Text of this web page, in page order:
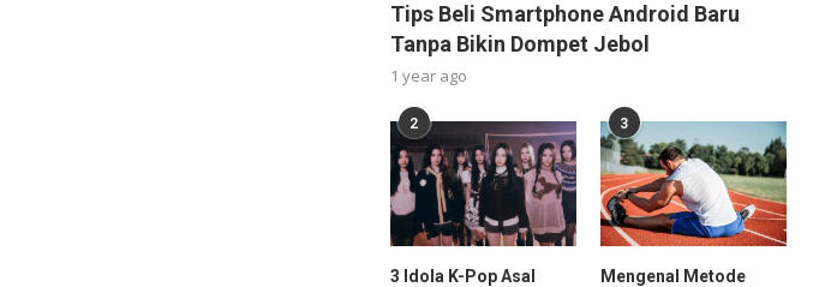
Tips Beli Smartphone Android Baru
Tanpa Bikin Dompet Jebol
1 year ago
2
3 Idola K-Pop Asal
3
Mengenal Metode